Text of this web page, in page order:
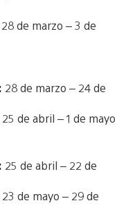
28 de marzo – 3 de
28 de marzo – 24 de
25 de abril – 1 de mayo
25 de abril – 22 de
23 de mayo – 29 de